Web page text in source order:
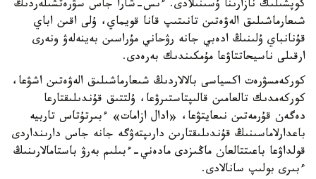
كوپشىلىك نازارىنا ۇسىنىلادى. ءىس-شارا جاس سۋرەتشىلەردىڭ
شىعارماشىلىق الەۋەتىن تانىتىپ قانا قويماي، ۇلى اقىن اباي
قۇنانباي ۇلىنىڭ ادەبي جانە رۋحاني مۇراسىن بەينەلەۋ ونەرى
ارقىلى ناسيحاتتاۋعا مۇمكىندىك بەرەدى.
كوركەمسۋرەت اكسياسى بالالاردىڭ شىعارماشىلىق الەۋەتىن اشۋعا،
كوركەمدىك تالعامىن قالىپتاستىرۋعا، ۇلتتىق قۇندىلىقتارعا
دەگەن قۇرمەتىن نىعايتۋعا، «ادال ازامات» ءبىرتۇتاس تاربيە
باعدارلاماسىنىڭ قۇندىلىقتارىن دارىپتەۋگە جانە جاس دارىنداردى
قولداۋعا باعىتتالعان ماڭىزدى مادەني-ءبىلىم بەرۋ باستامالارىنىڭ
ءبىرى بولىپ سانالادى.